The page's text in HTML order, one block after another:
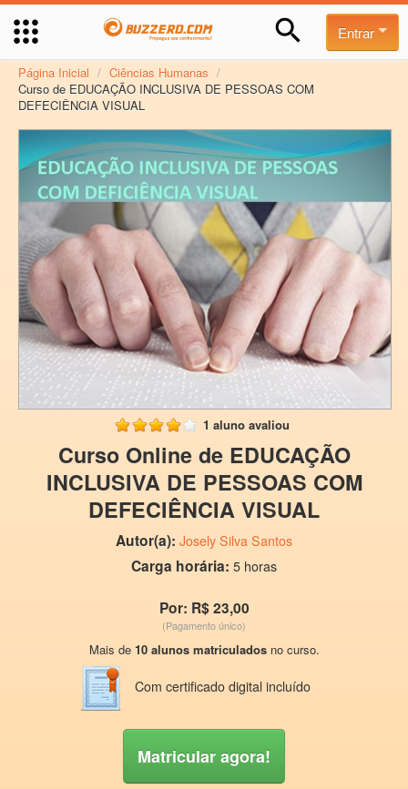
Entrar
Página Inicial / Ciências Humanas /
Curso de EDUCAÇÃO INCLUSIVA DE PESSOAS COM
DEFECIÊNCIA VISUAL
1 aluno avaliou
Curso Online de EDUCAÇÃO
INCLUSIVA DE PESSOAS COM
DEFECIÊNCIA VISUAL
Autor(a): Josely Silva Santos
Carga horária: 5 horas
Por: R$ 23,00
(Pagamento único)
Mais de 10 alunos matriculadosno curso.
Com certificado digital incluído
Matricular agora!